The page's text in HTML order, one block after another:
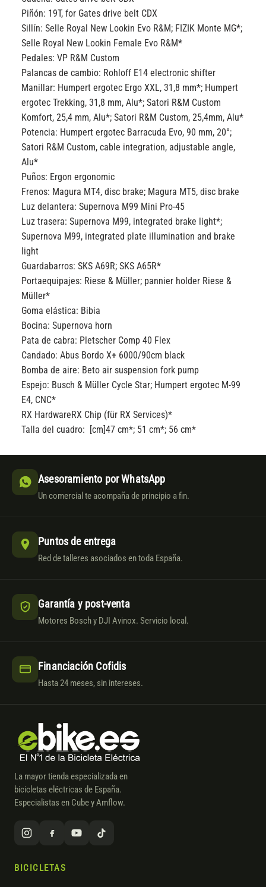
Piñón: 19T, for Gates drive belt CDX
Sillín:Selle Royal New Lookin Evo R&M; FIZIK Monte MG*;
Selle Royal New Lookin Female Evo R&M*
Pedales:VP R&M Custom
Palancas de cambio: Rohloff E14 electronic shifter
Manillar: Humpert ergotec Ergo XXL, 31,8 mm*; Humpert
ergotec Trekking, 31,8 mm, Alu*; Satori R&M Custom
Komfort, 25,4 mm, Alu*; Satori R&M Custom, 25,4mm, Alu*
Potencia: Humpert ergotec Barracuda Evo, 90 mm, 20°;
Satori R&M Custom, cable integration, adjustable angle,
Alu*
Puños: Ergon ergonomic
Frenos: Magura MT4, disc brake; Magura MT5, disc brake
Luz delantera:Supernova M99 Mini Pro-45
Luz trasera:Supernova M99, integrated brake light*;
Supernova M99, integrated plate illumination and brake
light
Guardabarros:SKS A69R; SKS A65R*
Portaequipajes: Riese & Müller; pannier holder Riese &
Müller*
Goma elástica: Bibia
Bocina:Supernova horn
Pata de cabra: Pletscher Comp 40 Flex
Candado:Abus Bordo X+ 6000/90cm black
Bomba de aire: Beto air suspension fork pump
Espejo: Busch & Müller Cycle Star; Humpert ergotec M-99
E4, CNC*
RX HardwareRX Chip (für RX Services)*
Talla del cuadro: [cm]47 cm*; 51 cm*; 56 cm*
Asesoramiento por WhatsApp
Un comercial te acompaña de principio a fin.
Puntos de entrega
Red de talleres asociados en toda España.
Garantía y post-venta
Motores Bosch y DJI Avinox. Servicio local.
Financiación Cofidis
Hasta 24 meses, sin intereses.
La mayor tienda especializada en
bicicletas eléctricas de España.
Especialistas en Cube y Amflow.
BICICLETAS